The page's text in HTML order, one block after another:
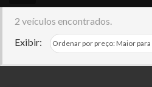
2 veículos encontrados.
Exibir: